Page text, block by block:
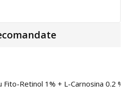
Fito-Retinol 1% + L-Carnosina 0.2